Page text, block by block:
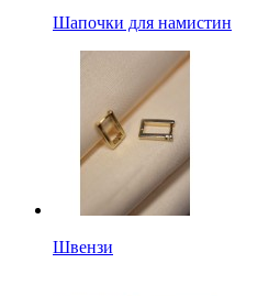
Шапочки для намистин
Швензи